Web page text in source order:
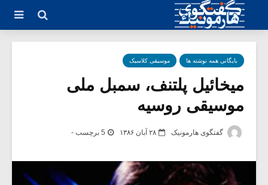
بایگانی همه نوشته ها موسیقی کلاسیک
میخائیل پلتنف، سمبل ملی
موسیقی روسیه
گفتگوی هارمونیک ۲۸ آبان ۱۳۸۶ 5 برچسب -